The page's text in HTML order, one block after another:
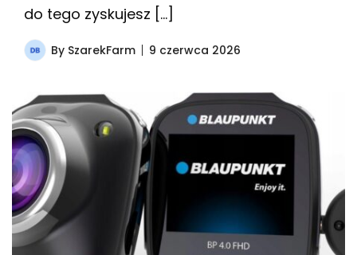
do tego zyskujesz […]
By SzarekFarm 9 czerwca 2026